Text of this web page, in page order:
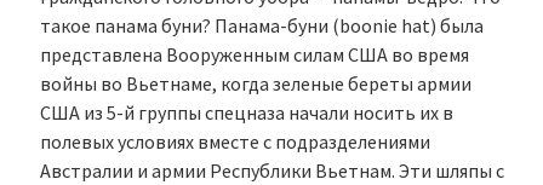
такое панама буни? Панама-буни (boonie hat) была
представлена Вооруженным силам США во время
войны во Вьетнаме, когда зеленые береты армии
США из 5-й группы спецназа начали носить их в
полевых условиях вместе с подразделениями
Австралии и армии Республики Вьетнам. Эти шляпы с